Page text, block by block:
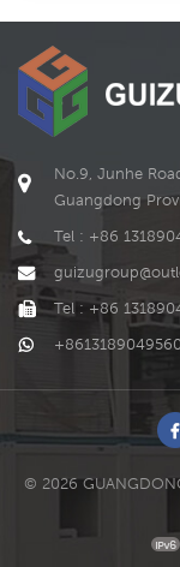
No.9, Junhe
Guangdong
Tel : +86
Tel : +86
© 2026